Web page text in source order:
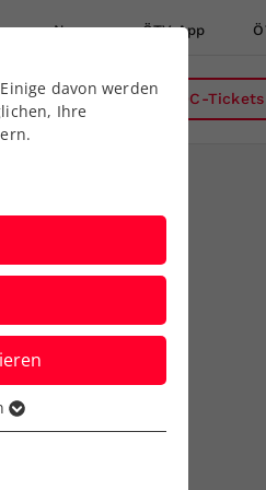
News ÖTV App
DC-Tickets
davon werden
Ihre
der
die Webseite